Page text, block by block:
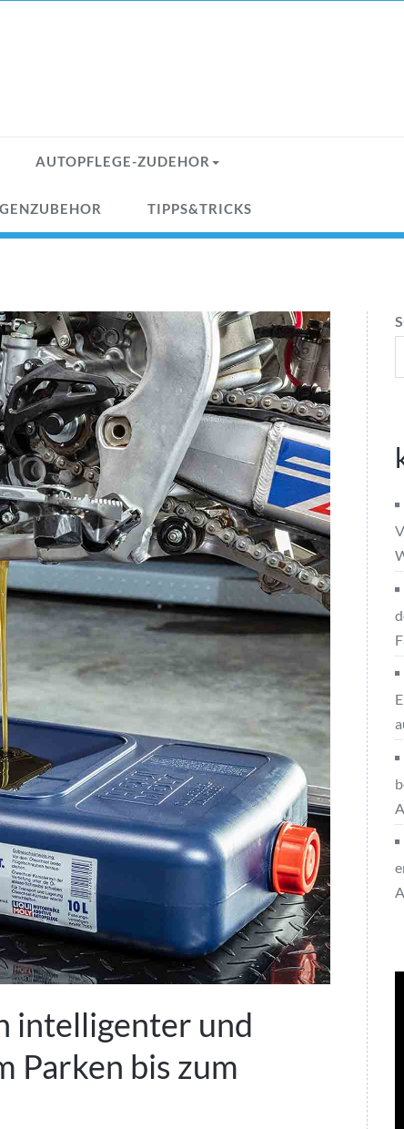
AUTOPFLEGE-ZUDEHOR
TIPPS&TRICKS
intelligenter und
Parken bis zum